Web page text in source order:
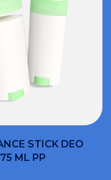
STICK DEO
75 ML PP